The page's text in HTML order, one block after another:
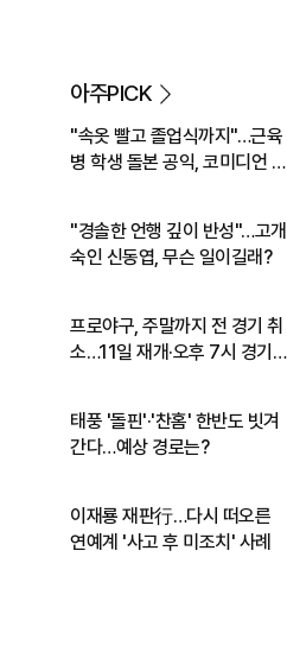
아주PICK
"속옷 빨고 졸업식까지"…근육
병 학생 돌본 공익, 코미디언 김
"경솔한 언행 깊이 반성"…고개
숙인 신동엽, 무슨 일이길래?
프로야구, 주말까지 전 경기 취
소…11일 재개·오후 7시 경기
태풍 '돌핀'·'찬홈' 한반도 빗겨
간다…예상 경로는?
이재룡 재판行…다시 떠오른
연예계 '사고 후 미조치' 사례